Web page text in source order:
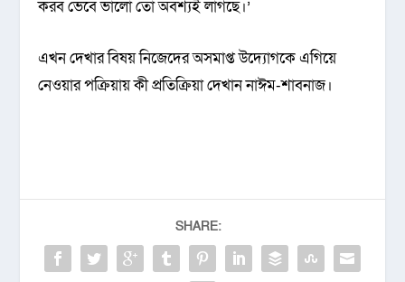
করব ভেবে ভালো তো অবশ্যই লাগছে।’
এখন দেখার বিষয় নিজেদের অসমাপ্ত উদ্যোগকে এগিয়ে
নেওয়ার পক্রিয়ায় কী প্রতিক্রিয়া দেখান নাঈম-শাবনাজ।
SHARE: